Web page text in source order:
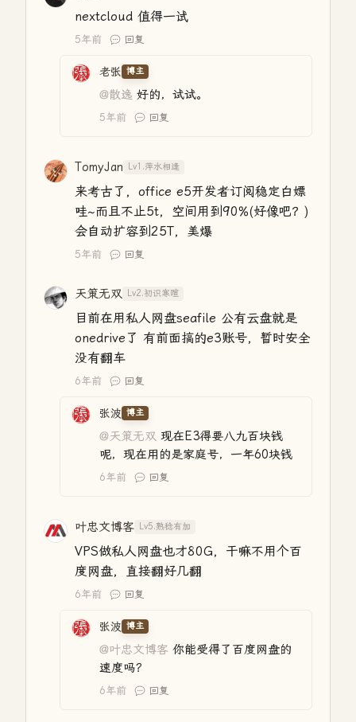
nextcloud 值得一试
5年前 回复
老张 博主
@散逸 好的，试试。
5年前 回复
TomyJan Lv1.萍水相逢
来考古了，office e5开发者订阅稳定白嫖
哇~而且不止5t，空间用到90%(好像吧？)
会自动扩容到25T，美爆
5年前 回复
天策无双 Lv2.初识寒暄
目前在用私人网盘seafile 公有云盘就是
onedrive了 有前面搞的e3账号，暂时安全
没有翻车
6年前 回复
张波 博主
@天策无双 现在E3得要八九百块钱
呢，现在用的是家庭号，一年60块钱
6年前 回复
叶忠文博客 Lv5.熟稔有加
VPS做私人网盘也才80G，干嘛不用个百
度网盘，直接翻好几翻
6年前 回复
张波 博主
@叶忠文博客 你能受得了百度网盘的
速度吗？
6年前 回复